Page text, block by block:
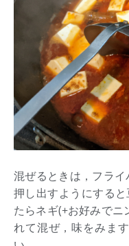
混ぜるときは，フラ
押し出すようにする
たらネギ(+お好みでニ
れて混ぜ，味をみま